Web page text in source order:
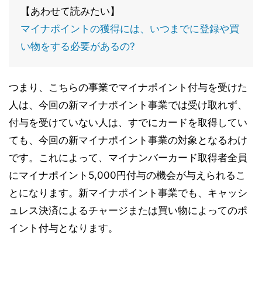
【あわせて読みたい】
マイナポイントの獲得には、いつまでに登録や買
い物をする必要があるの?
つまり、こちらの事業でマイナポイント付与を受けた
人は、今回の新マイナポイント事業では受け取れず、
付与を受けていない人は、すでにカードを取得してい
ても、今回の新マイナポイント事業の対象となるわけ
です。これによって、マイナンバーカード取得者全員
にマイナポイント5,000円付与の機会が与えられるこ
とになります。新マイナポイント事業でも、キャッシ
ュレス決済によるチャージまたは買い物によってのポ
イント付与となります。